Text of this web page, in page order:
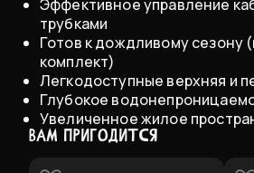
Эффективное управление
трубками
Готов к дождливому сезону
комплект)
Легкодоступные верхняя и
Глубокое
Увеличенное жилое
ВАМ ПРИГОДИТСЯ